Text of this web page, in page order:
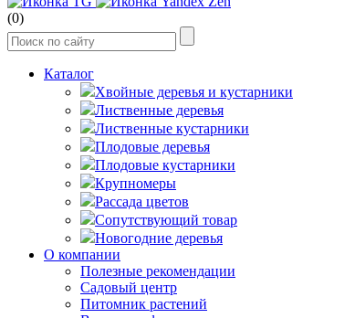
(0)
Каталог
Хвойные деревья и кустарники
Лиственные деревья
Лиственные кустарники
Плодовые деревья
Плодовые кустарники
Крупномеры
Рассада цветов
Сопутствующий товар
Новогодние деревья
О компании
Полезные рекомендации
Садовый центр
Питомник растений